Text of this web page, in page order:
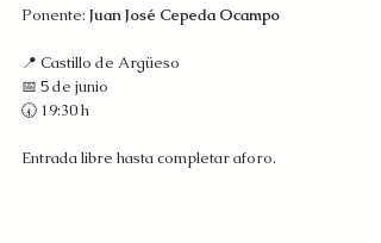
Ponente: Juan José Cepeda Ocampo
📍 Castillo de Argüeso
📅 5 de junio
🕢 19:30 h
Entrada libre hasta completar aforo.